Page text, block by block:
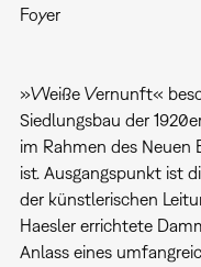
Foyer
»Weiße Vernunft«
Siedlungsbau der
im Rahmen des Neuen
ist. Ausgangspunkt ist
der künstlerischen
Haesler errichtete
Anlass eines